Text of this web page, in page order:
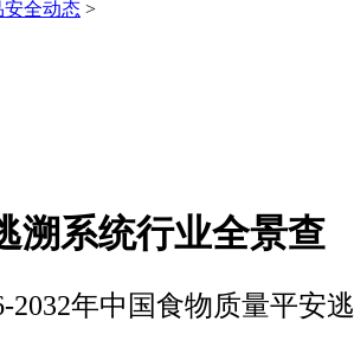
安全动态 >
溯系统行业全景查
2032年中国食物质量平安